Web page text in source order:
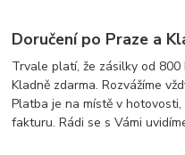
Doručení po Praze a
Trvale platí, že zásilky od 800
Kladně zdarma. Rozvážíme
Platba je na místě v
fakturu. Rádi se s Vámi